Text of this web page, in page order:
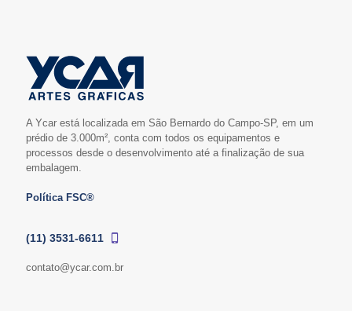
A Ycar está localizada em São Bernardo do Campo-SP, em um
prédio de 3.000m², conta com todos os equipamentos e
processos desde o desenvolvimento até a finalização de sua
embalagem.
Política FSC®
(11) 3531-6611
contato@ycar.com.br